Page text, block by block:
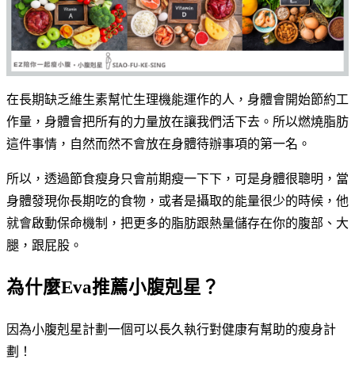
在長期缺乏維生素幫忙生理機能運作的人，身體會開始節約工
作量，身體會把所有的力量放在讓我們活下去。所以燃燒脂肪
這件事情，自然而然不會放在身體待辦事項的第一名。
所以，透過節食瘦身只會前期瘦一下下，可是身體很聰明，當
身體發現你長期吃的食物，或者是攝取的能量很少的時候，他
就會啟動保命機制，把更多的脂肪跟熱量儲存在你的腹部、大
腿，跟屁股。
為什麼Eva推薦小腹剋星？
因為小腹剋星計劃一個可以長久執行對健康有幫助的瘦身計
劃！